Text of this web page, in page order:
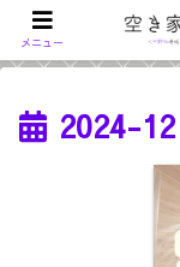
2024-12
メニュー